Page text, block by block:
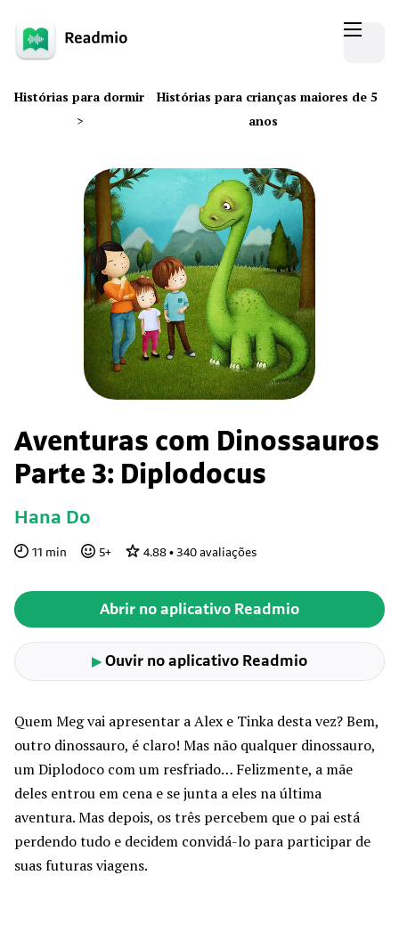
Histórias para dormir
>
Histórias para crianças maiores de 5
anos
Aventuras com Dinossauros
Parte 3: Diplodocus
Hana Do
11 min 5+ 4.88 • 340 avaliações
Abrir no aplicativo Readmio
▶Ouvir no aplicativo Readmio
Quem Meg vai apresentar a Alex e Tinka desta vez? Bem,
outro dinossauro, é claro! Mas não qualquer dinossauro,
um Diplodoco com um resfriado… Felizmente, a mãe
deles entrou em cena e se junta a eles na última
aventura. Mas depois, os três percebem que o pai está
perdendo tudo e decidem convidá-lo para participar de
suas futuras viagens.